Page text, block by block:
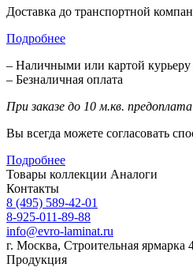
Доставка до транспортной
Подробнее
– Наличными или картой курьеру
– Безналичная оплата
При заказе до 10 м.кв.
Вы всегда можете согласовать
Подробнее
Товары коллекции Аналоги
Контакты
8 (495) 589-42-01
8-925-011-89-88
info@evro-laminat.ru
г. Москва, Строительная
Продукция